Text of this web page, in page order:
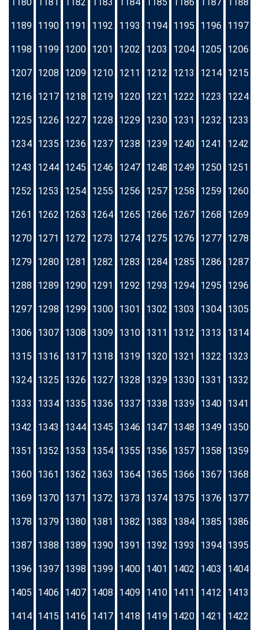
1189 1190 1191 1192 1193 1194 1195 1196 1197
1198 1199 1200 1201 1202 1203 1204 1205 1206
1207 1208 1209 1210 1211 1212 1213 1214 1215
1216 1217 1218 1219 1220 1221 1222 1223 1224
1225 1226 1227 1228 1229 1230 1231 1232 1233
1234 1235 1236 1237 1238 1239 1240 1241 1242
1243 1244 1245 1246 1247 1248 1249 1250 1251
1252 1253 1254 1255 1256 1257 1258 1259 1260
1261 1262 1263 1264 1265 1266 1267 1268 1269
1270 1271 1272 1273 1274 1275 1276 1277 1278
1279 1280 1281 1282 1283 1284 1285 1286 1287
1288 1289 1290 1291 1292 1293 1294 1295 1296
1297 1298 1299 1300 1301 1302 1303 1304 1305
1306 1307 1308 1309 1310 1311 1312 1313 1314
1315 1316 1317 1318 1319 1320 1321 1322 1323
1324 1325 1326 1327 1328 1329 1330 1331 1332
1333 1334 1335 1336 1337 1338 1339 1340 1341
1342 1343 1344 1345 1346 1347 1348 1349 1350
1351 1352 1353 1354 1355 1356 1357 1358 1359
1360 1361 1362 1363 1364 1365 1366 1367 1368
1369 1370 1371 1372 1373 1374 1375 1376 1377
1378 1379 1380 1381 1382 1383 1384 1385 1386
1387 1388 1389 1390 1391 1392 1393 1394 1395
1396 1397 1398 1399 1400 1401 1402 1403 1404
1405 1406 1407 1408 1409 1410 1411 1412 1413
1414 1415 1416 1417 1418 1419 1420 1421 1422